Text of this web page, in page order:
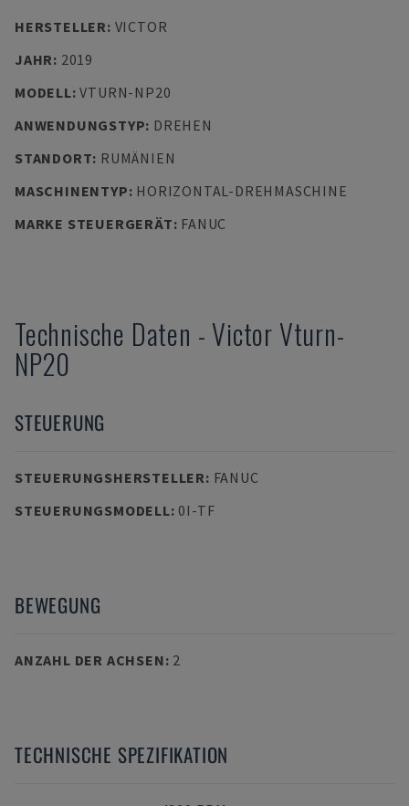
HERSTELLER: VICTOR
JAHR: 2019
MODELL:VTURN-NP20
ANWENDUNGSTYP: DREHEN
STANDORT: RUMÄNIEN
MASCHINENTYP: HORIZONTAL-DREHMASCHINE
MARKE STEUERGERÄT: FANUC
Technische Daten - Victor Vturn-
NP20
STEUERUNG
STEUERUNGSHERSTELLER: FANUC
STEUERUNGSMODELL: 0I-TF
BEWEGUNG
ANZAHL DER ACHSEN: 2
TECHNISCHE SPEZIFIKATION